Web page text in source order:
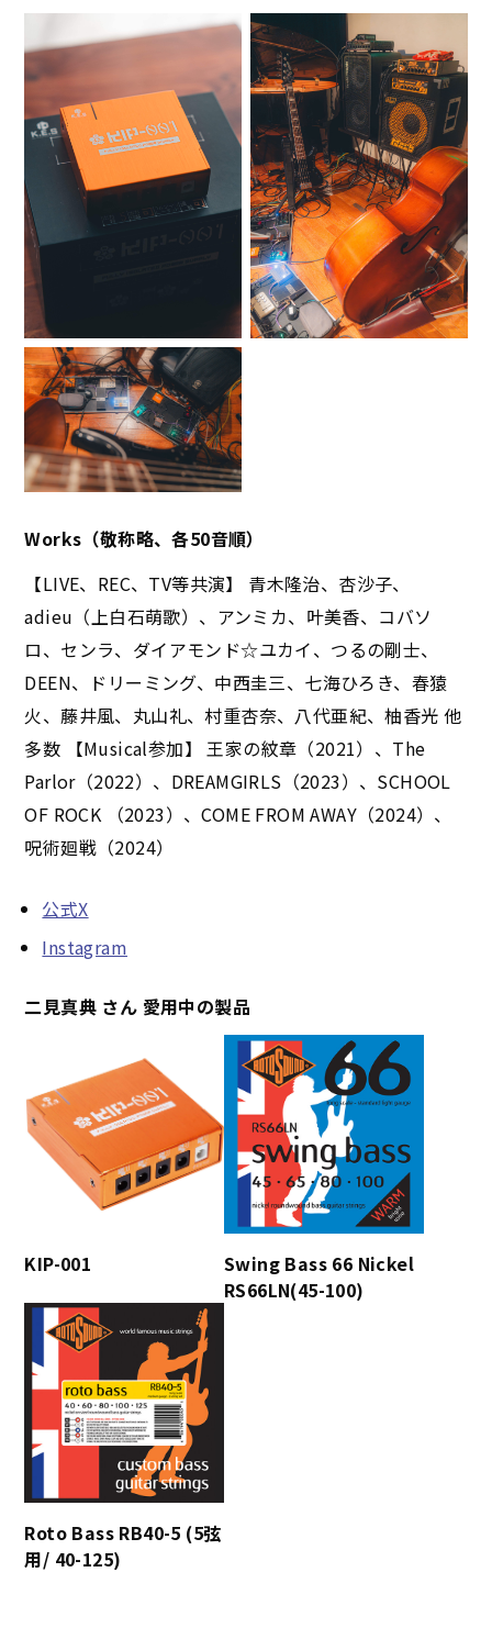
Works（敬称略、各50音順）
【LIVE、REC、TV等共演】 青木隆治、杏沙子、
adieu（上白石萌歌）、アンミカ、叶美香、コバソ
ロ、センラ、ダイアモンド☆ユカイ、つるの剛士、
DEEN、ドリーミング、中西圭三、七海ひろき、春猿
火、藤井風、丸山礼、村重杏奈、八代亜紀、柚香光 他
多数 【Musical参加】 王家の紋章（2021）、The
Parlor（2022）、DREAMGIRLS（2023）、SCHOOL
OF ROCK （2023）、COME FROM AWAY（2024）、
呪術廻戦（2024）
公式X
Instagram
二見真典 さん 愛用中の製品
KIP-001
Swing Bass 66 Nickel
RS66LN(45-100)
Roto Bass RB40-5 (5弦
用/ 40-125)